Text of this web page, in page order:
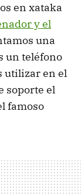
en xataka
y el
una
un teléfono
utilizar en el
soporte el
famoso